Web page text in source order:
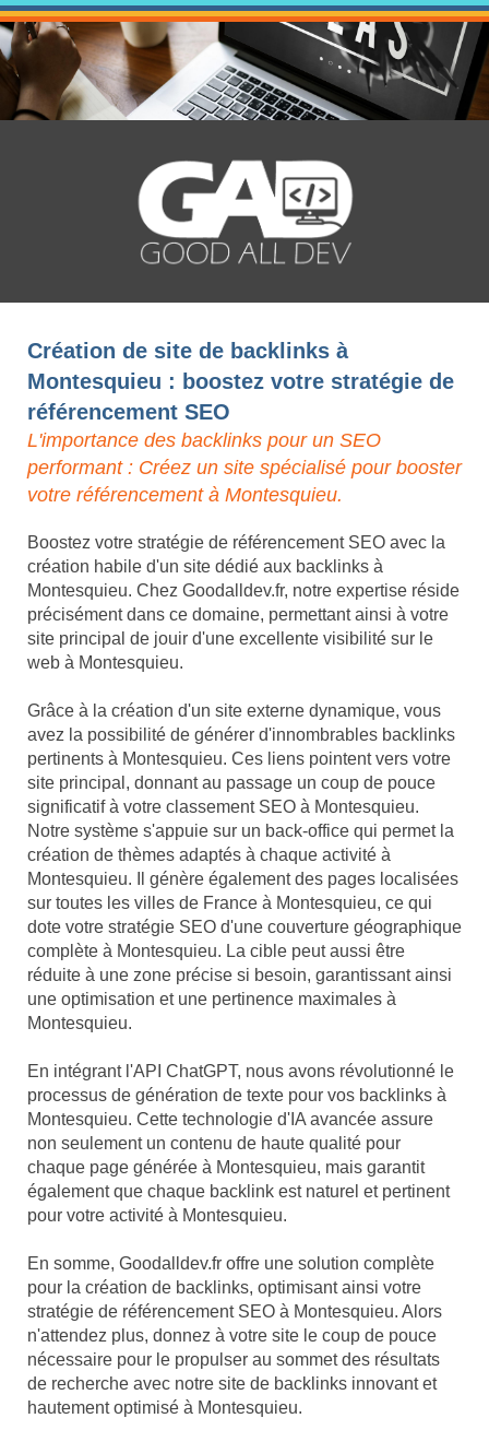
Création de site de backlinks à
Montesquieu : boostez votre stratégie de
référencement SEO
L'importance des backlinks pour un SEO
performant : Créez un site spécialisé pour booster
votre référencement à Montesquieu.
Boostez votre stratégie de référencement SEO avec la
création habile d'un site dédié aux backlinks à
Montesquieu. Chez Goodalldev.fr, notre expertise réside
précisément dans ce domaine, permettant ainsi à votre
site principal de jouir d'une excellente visibilité sur le
web à Montesquieu.
Grâce à la création d'un site externe dynamique, vous
avez la possibilité de générer d'innombrables backlinks
pertinents à Montesquieu. Ces liens pointent vers votre
site principal, donnant au passage un coup de pouce
significatif à votre classement SEO à Montesquieu.
Notre système s'appuie sur un back-office qui permet la
création de thèmes adaptés à chaque activité à
Montesquieu. Il génère également des pages localisées
sur toutes les villes de France à Montesquieu, ce qui
dote votre stratégie SEO d'une couverture géographique
complète à Montesquieu. La cible peut aussi être
réduite à une zone précise si besoin, garantissant ainsi
une optimisation et une pertinence maximales à
Montesquieu.
En intégrant l'API ChatGPT, nous avons révolutionné le
processus de génération de texte pour vos backlinks à
Montesquieu. Cette technologie d'IA avancée assure
non seulement un contenu de haute qualité pour
chaque page générée à Montesquieu, mais garantit
également que chaque backlink est naturel et pertinent
pour votre activité à Montesquieu.
En somme, Goodalldev.fr offre une solution complète
pour la création de backlinks, optimisant ainsi votre
stratégie de référencement SEO à Montesquieu. Alors
n'attendez plus, donnez à votre site le coup de pouce
nécessaire pour le propulser au sommet des résultats
de recherche avec notre site de backlinks innovant et
hautement optimisé à Montesquieu.